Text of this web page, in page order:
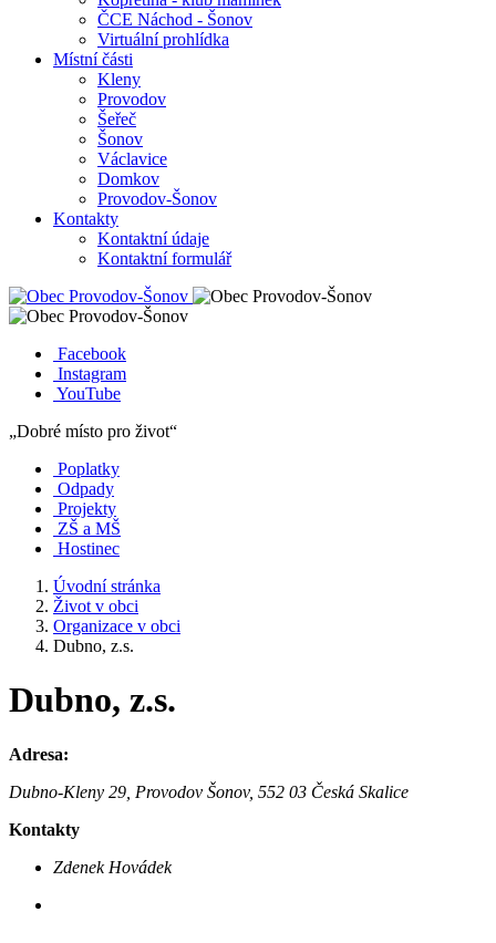
ČCE Náchod - Šonov
Virtuální prohlídka
Místní části
Kleny
Provodov
Šeřeč
Šonov
Václavice
Domkov
Provodov-Šonov
Kontakty
Kontaktní údaje
Kontaktní formulář
Facebook
Instagram
YouTube
„Dobré místo pro život“
Poplatky
Odpady
Projekty
ZŠ a MŠ
Hostinec
Úvodní stránka
Život v obci
Organizace v obci
Dubno, z.s.
Dubno, z.s.
Adresa:
Dubno-Kleny 29, Provodov Šonov, 552 03 Česká Skalice
Kontakty
Zdenek Hovádek